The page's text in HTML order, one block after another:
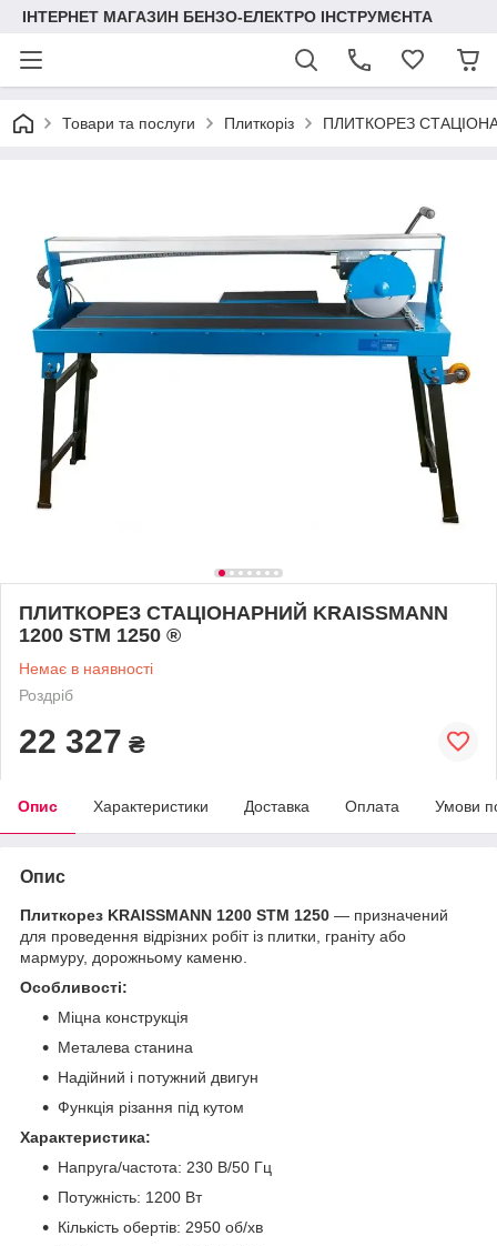
ІНТЕРНЕТ МАГАЗИН БЕНЗО-ЕЛЕКТРО ІНСТРУМЄНТА
Товари та послуги Плиткоріз ПЛИТКОРЕЗ
ПЛИТКОРЕЗ СТАЦІОНАРНИЙ KRAISSMANN
1200 STM 1250 ®
Немає в наявності
Роздріб
22 327 ₴
Опис Характеристики Доставка Оплата Умови
Опис
Плиткорез KRAISSMANN 1200 STM 1250 — призначений
для проведення відрізних робіт із плитки, граніту або
мармуру, дорожньому каменю.
Особливості:
Міцна конструкція
Металева станина
Надійний і потужний двигун
Функція різання під кутом
Характеристика:
Напруга/частота: 230 В/50 Гц
Потужність: 1200 Вт
Кількість обертів: 2950 об/хв